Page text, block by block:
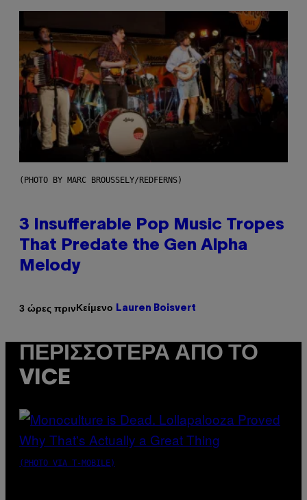
(PHOTO BY MARC BROUSSELY/REDFERNS)
3 Insufferable Pop Music Tropes
That Predate the Gen Alpha
Melody
3 ώρες πρινΚείμενο Lauren Boisvert
ΠΕΡΙΣΣΌΤΕΡΑ ΑΠΌ ΤΟ
VICE
(PHOTO VIA T-MOBILE)